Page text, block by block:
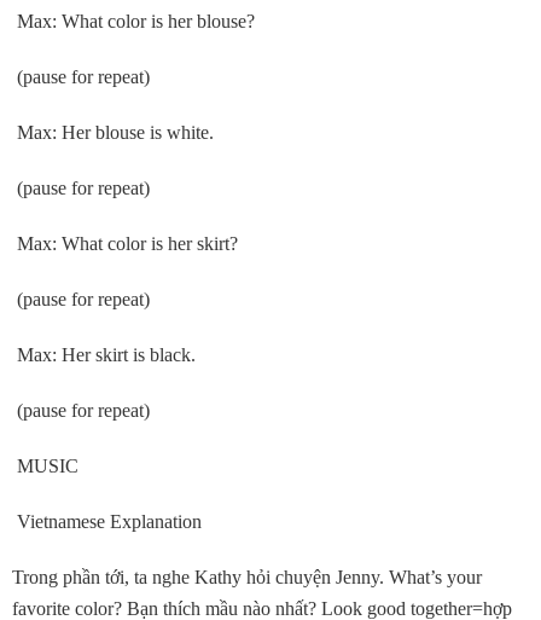
Max: What color is her blouse?
(pause for repeat)
Max: Her blouse is white.
(pause for repeat)
Max: What color is her skirt?
(pause for repeat)
Max: Her skirt is black.
(pause for repeat)
MUSIC
Vietnamese Explanation
Trong phần tới, ta nghe Kathy hỏi chuyện Jenny. What’s your
favorite color? Bạn thích mầu nào nhất? Look good together=hợp